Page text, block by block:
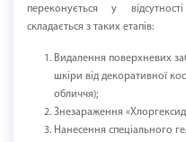
переконується у
складається з таких етапів:
Видалення поверхневих
шкіри від декоративної
обличчя);
Знезараження
Нанесення спеціального